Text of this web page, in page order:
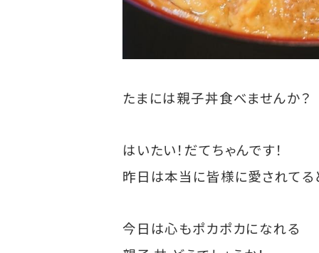
たまには親子丼食べませんか？
はいたい！だてちゃんです！
昨日は本当に皆様に愛されてる
今日は心もポカポカになれる